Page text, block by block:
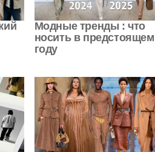
Модные тренды : что
носить в предстоящем
году